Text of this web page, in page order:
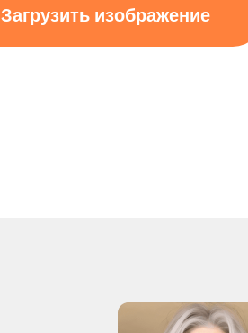
Загрузить изображение